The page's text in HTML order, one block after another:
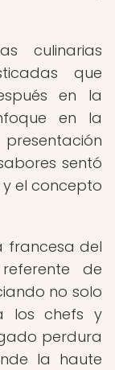
culinarias
que
en la
en la
sentó
el concepto
francesa del
de
no solo
los chefs y
perdura
la haute